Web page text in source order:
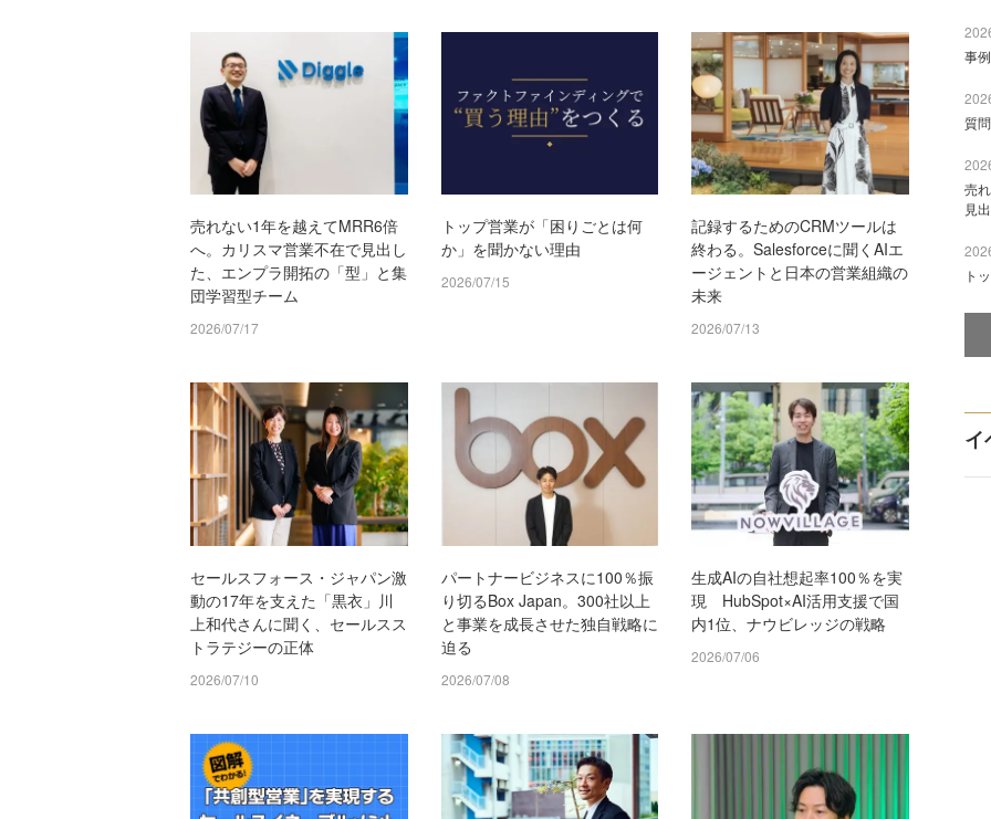
売れない1年を越えてMRR6倍
へ。カリスマ営業不在で見出し
た、エンプラ開拓の「型」と集
団学習型チーム
2026/07/17
トップ営業が「困りごとは何
か」を聞かない理由
2026/07/15
記録するためのCRMツールは
終わる。Salesforceに聞くAIエ
ージェントと日本の営業組織の
未来
2026/07/13
セールスフォース・ジャパン激
動の17年を支えた「黒衣」川
上和代さんに聞く、セールスス
トラテジーの正体
2026/07/10
パートナービジネスに100％振
り切るBox Japan。300社以上
と事業を成長させた独自戦略に
迫る
2026/07/08
生成AIの自社想起率100％を実
現 HubSpot×AI活用支援で国
内1位、ナウビレッジの戦略
2026/07/06
事
質
売
見
ト
イ